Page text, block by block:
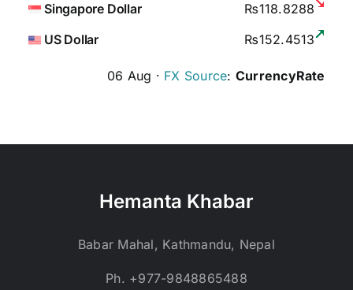
Singapore Dollar
₨118.8288
US Dollar
₨152.4513
06 Aug · FX Source: CurrencyRate
Hemanta Khabar
Babar Mahal, Kathmandu, Nepal
Ph. +977-9848865488